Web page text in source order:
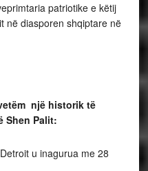
patriotike e këtij
në diasporen shqiptare në
një historik të
Shen Palit:
u inagurua me 28